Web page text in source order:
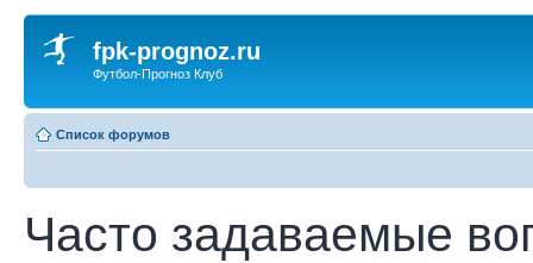
fpk-prognoz.ru
Футбол-Прогноз Клуб
Список форумов
Часто задаваемые